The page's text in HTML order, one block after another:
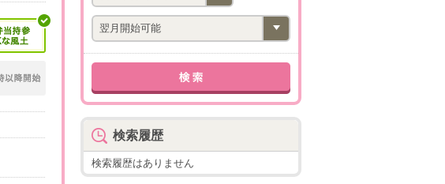
検索履歴
検索履歴はありません